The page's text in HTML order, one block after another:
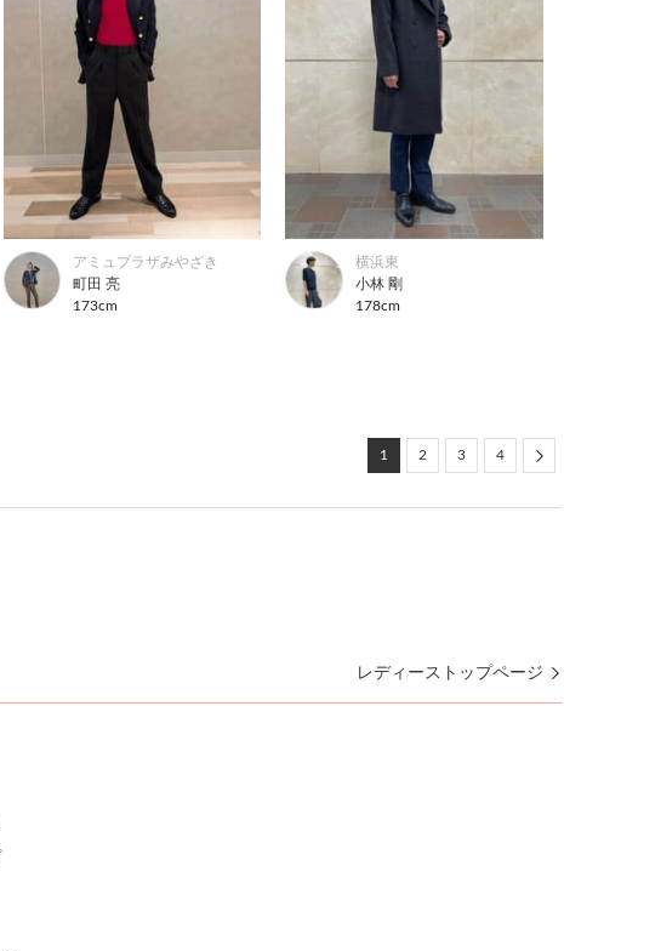
アミュプラザみやざき
町田 亮
173cm
横浜東
小林 剛
178cm
1 2 3 4 Next
レディーストップページ